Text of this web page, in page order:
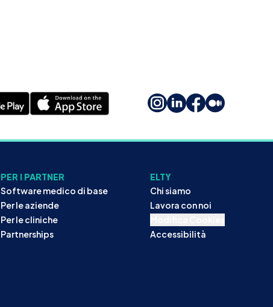
PER I PARTNER
Software medico di base
Per le aziende
Per le cliniche
Partnerships
ELTY
Chi siamo
Lavora con noi
Accessibilità